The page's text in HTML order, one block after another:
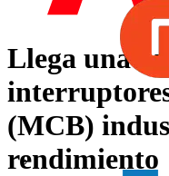
Llega una
(MCB)
rendimiento